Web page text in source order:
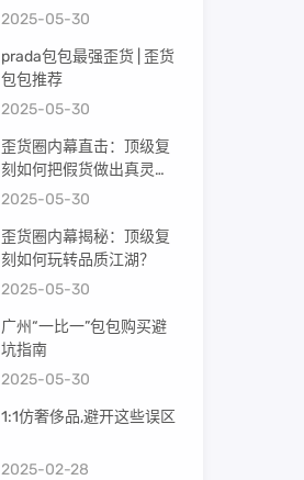
道盘点
2025-05-30
prada包包最强歪货 | 歪货
包包推荐
2025-05-30
歪货圈内幕直击：顶级复
刻如何把假货做出真灵
魂？
2025-05-30
歪货圈内幕揭秘：顶级复
刻如何玩转品质江湖？
2025-05-30
广州“一比一”包包购买避
坑指南
2025-05-30
1:1仿奢侈品,避开这些误区
2025-02-28